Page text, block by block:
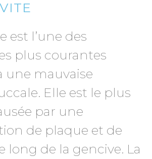
est l’une des
plus courantes
une mauvaise
Elle est le plus
par une
de plaque et de
long de la gencive. La